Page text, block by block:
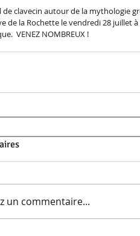
de la Rochette le vendredi 28 juillet
VENEZ NOMBREUX !
un commentaire...